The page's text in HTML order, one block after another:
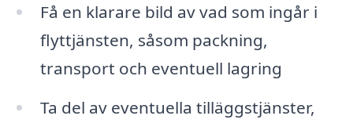
Få en klarare bild av vad som ingår i
flyttjänsten, såsom packning,
transport och eventuell lagring
Ta del av eventuella tilläggstjänster,